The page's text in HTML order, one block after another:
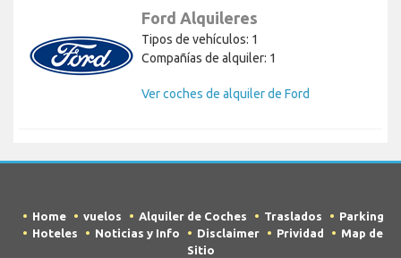
Ford Alquileres
Tipos de vehículos: 1
Compañías de alquiler: 1
Ver coches de alquiler de Ford
Home vuelos Alquiler de Coches Traslados
Parking
Hoteles
Noticias y Info Disclaimer Prividad
Map de
Sitio